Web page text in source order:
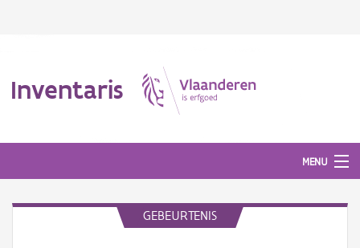
Inventaris
MENU
GEBEURTENIS